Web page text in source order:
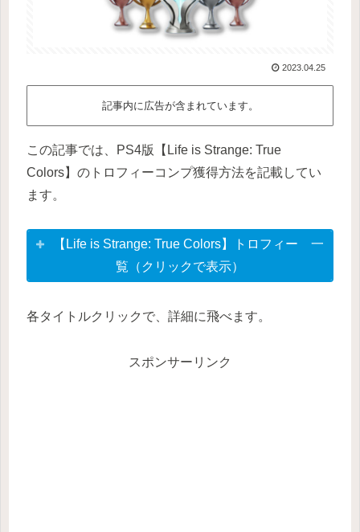
2023.04.25
記事内に広告が含まれています。
この記事では、PS4版【Life is Strange: True
Colors】のトロフィーコンプ獲得方法を記載してい
ます。
【Life is Strange: True Colors】トロフィー 一
覧（クリックで表示）
各タイトルクリックで、詳細に飛べます。
スポンサーリンク